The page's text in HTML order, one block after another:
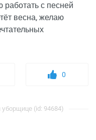
работать с песней
весна, желаю
0
(id: 94684)